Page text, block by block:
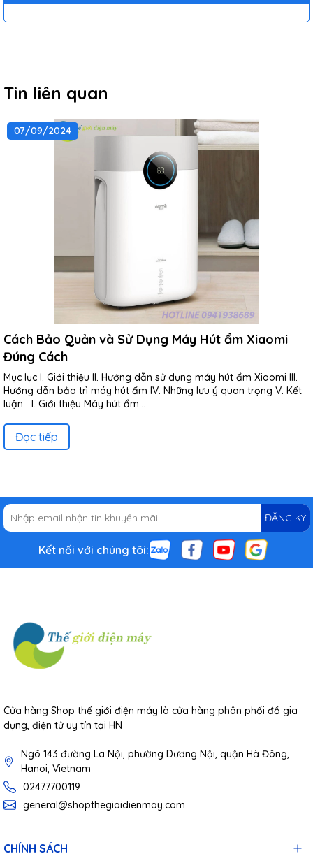
Tin liên quan
07/09/2024
Cách Bảo Quản và Sử Dụng Máy Hút ẩm Xiaomi
Đúng Cách
Mục lục I. Giới thiệu II. Hướng dẫn sử dụng máy hút ẩm Xiaomi III.
Hướng dẫn bảo trì máy hút ẩm IV. Những lưu ý quan trọng V. Kết
luận I. Giới thiệu Máy hút ẩm...
Đọc tiếp
ĐĂNG KÝ
Kết nối với chúng tôi:
Cửa hàng Shop thế giới điện máy là cửa hàng phân phối đồ gia
dụng, điện tử uy tín tại HN
Ngõ 143 đường La Nội, phường Dương Nội, quận Hà Đông,
Hanoi, Vietnam
02477700119
general@shopthegioidienmay.com
CHÍNH SÁCH